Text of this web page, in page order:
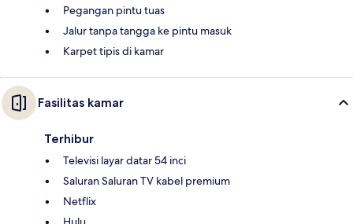
Pegangan pintu tuas
Jalur tanpa tangga ke pintu masuk
Karpet tipis di kamar
Fasilitas kamar
Terhibur
Televisi layar datar 54 inci
Saluran Saluran TV kabel premium
Netflix